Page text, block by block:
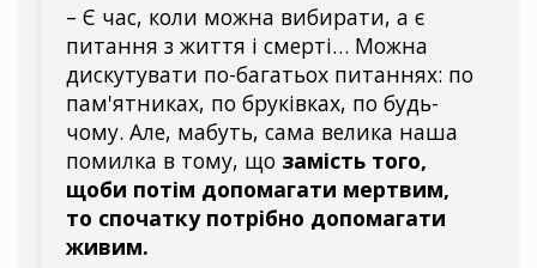
– Є час, коли можна вибирати, а є
питання з життя і смерті… Можна
дискутувати по-багатьох питаннях: по
пам'ятниках, по бруківках, по будь-
чому. Але, мабуть, сама велика наша
помилка в тому, що замість того,
щоби потім допомагати мертвим,
то спочатку потрібно допомагати
живим.